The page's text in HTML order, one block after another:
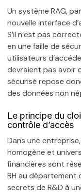
Un système RAG,
nouvelle interface
S’il n’est pas
en une faille de
utilisateurs
devraient pas avoir
sécurisé repose
des données non
Le principe du
contrôle d’accès
Dans une
homogène et
financières sont
RH au département
secrets de R&D à